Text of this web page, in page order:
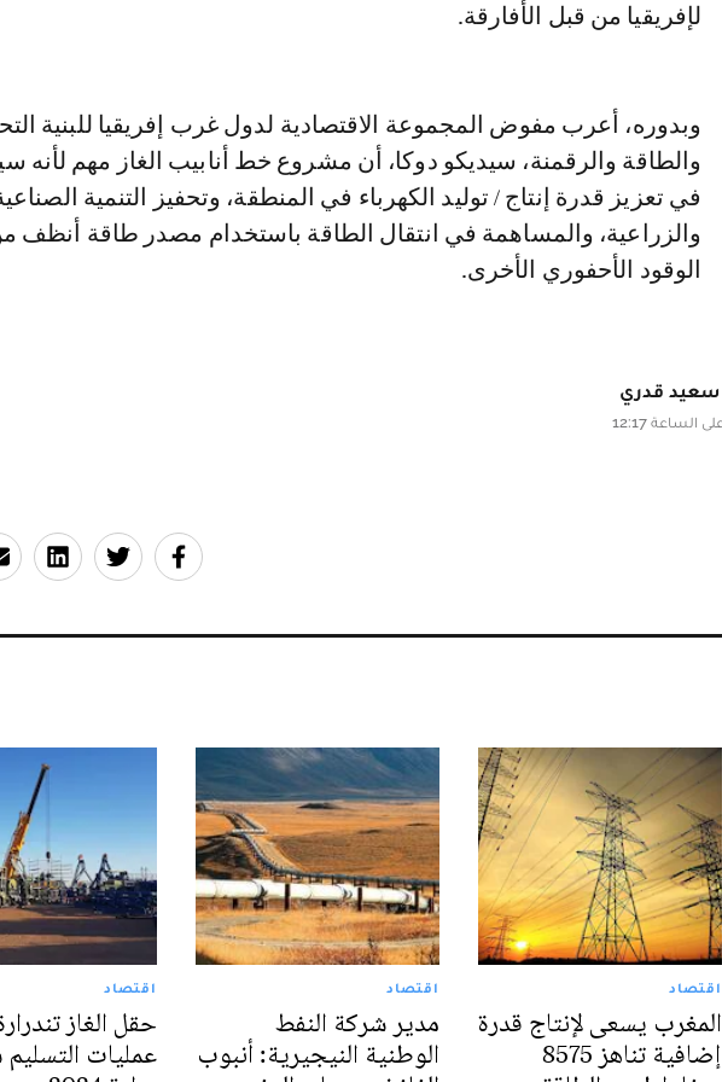
لإفريقيا من قبل الأفارقة.
وبدوره، أعرب مفوض المجموعة الاقتصادية لدول غرب إفريقيا للبنية
والطاقة والرقمنة، سيديكو دوكا، أن مشروع خط أنابيب الغاز مهم لأنه
في تعزيز قدرة إنتاج / توليد الكهرباء في المنطقة، وتحفيز التنمية
والزراعية، والمساهمة في انتقال الطاقة باستخدام مصدر طاقة أنظف
الوقود الأحفوري الأخرى.
سعيد قدري
اقتصاد
المغرب يسعى لإنتاج قدرة
إضافية تناهز 8575
اقتصاد
مدير شركة النفط
الوطنية النيجيرية: أنبوب
اقتصاد
حقل الغاز
عمليات